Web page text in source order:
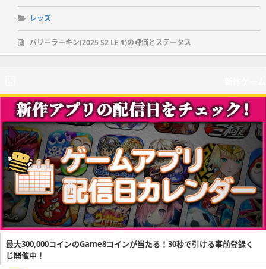
レッズ
バリーラーキン(2025 S2 LE 1)の評価とステータス
最大300,000コインのGame8コインが当たる！30秒で引ける事前登録く
じ開催中！